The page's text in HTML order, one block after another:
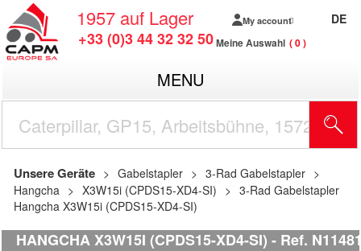
1957 auf Lager
+33 (0)3 44 32 32 50
My account
Meine Auswahl 0
DE
MENU
Unsere Geräte Gabelstapler
3-Rad Gabelstapler
Hangcha
X3W15i (CPDS15-XD4-SI)
3-Rad Gabelstapler
Hangcha X3W15i (CPDS15-XD4-SI)
HANGCHA X3W15I (CPDS15-XD4-SI) Ref.